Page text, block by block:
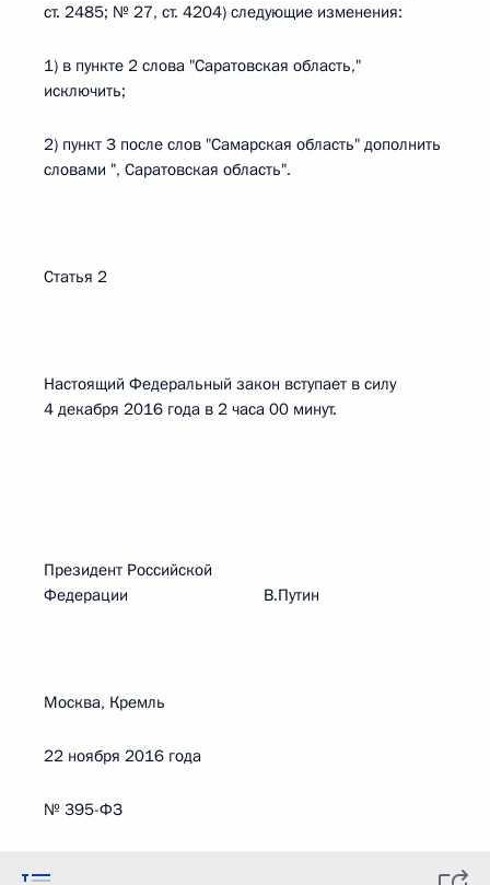
ст. 2485; № 27, ст. 4204) следующие изменения:
1) в пункте 2 слова "Саратовская область,"
исключить;
2) пункт 3 после слов "Самарская область" дополнить
словами ", Саратовская область".
Статья 2
Настоящий Федеральный закон вступает в силу
4 декабря 2016 года в 2 часа 00 минут.
Президент Российской
Федерации В.Путин
Москва, Кремль
22 ноября 2016 года
№ 395-ФЗ